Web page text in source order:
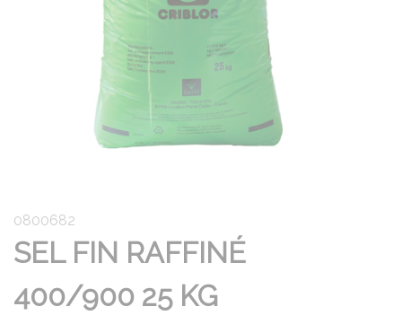
0800682
SEL FIN RAFFINÉ
400/900 25 KG